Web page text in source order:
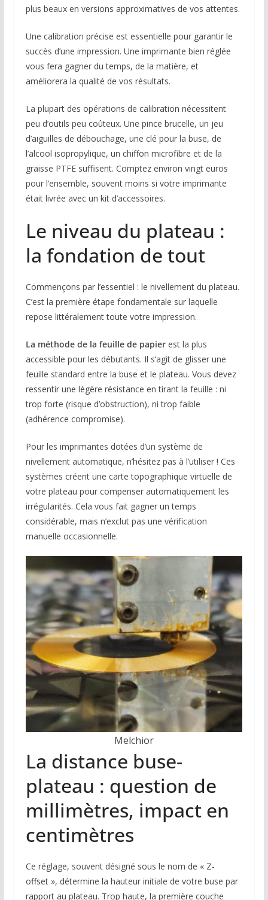
plus beaux en versions approximatives de vos attentes.
Une calibration précise est essentielle pour garantir le
succès d’une impression. Une imprimante bien réglée
vous fera gagner du temps, de la matière, et
améliorera la qualité de vos résultats.
La plupart des opérations de calibration nécessitent
peu d’outils peu coûteux. Une pince brucelle, un jeu
d’aiguilles de débouchage, une clé pour la buse, de
l’alcool isopropylique, un chiffon microfibre et de la
graisse PTFE suffisent. Comptez environ vingt euros
pour l’ensemble, souvent moins si votre imprimante
était livrée avec un kit d’accessoires.
Le niveau du plateau :
la fondation de tout
Commençons par l’essentiel : le nivellement du plateau.
C’est la première étape fondamentale sur laquelle
repose littéralement toute votre impression.
La méthode de la feuille de papierest la plus
accessible pour les débutants. Il s’agit de glisser une
feuille standard entre la buse et le plateau. Vous devez
ressentir une légère résistance en tirant la feuille : ni
trop forte (risque d’obstruction), ni trop faible
(adhérence compromise).
Pour les imprimantes dotées d’un système de
nivellement automatique, n’hésitez pas à l’utiliser ! Ces
systèmes créent une carte topographique virtuelle de
votre plateau pour compenser automatiquement les
irrégularités. Cela vous fait gagner un temps
considérable, mais n’exclut pas une vérification
manuelle occasionnelle.
Melchior
La distance buse-
plateau : question de
millimètres, impact en
centimètres
Ce réglage, souvent désigné sous le nom de « Z-
offset », détermine la hauteur initiale de votre buse par
rapport au plateau. Trop haute, la première couche